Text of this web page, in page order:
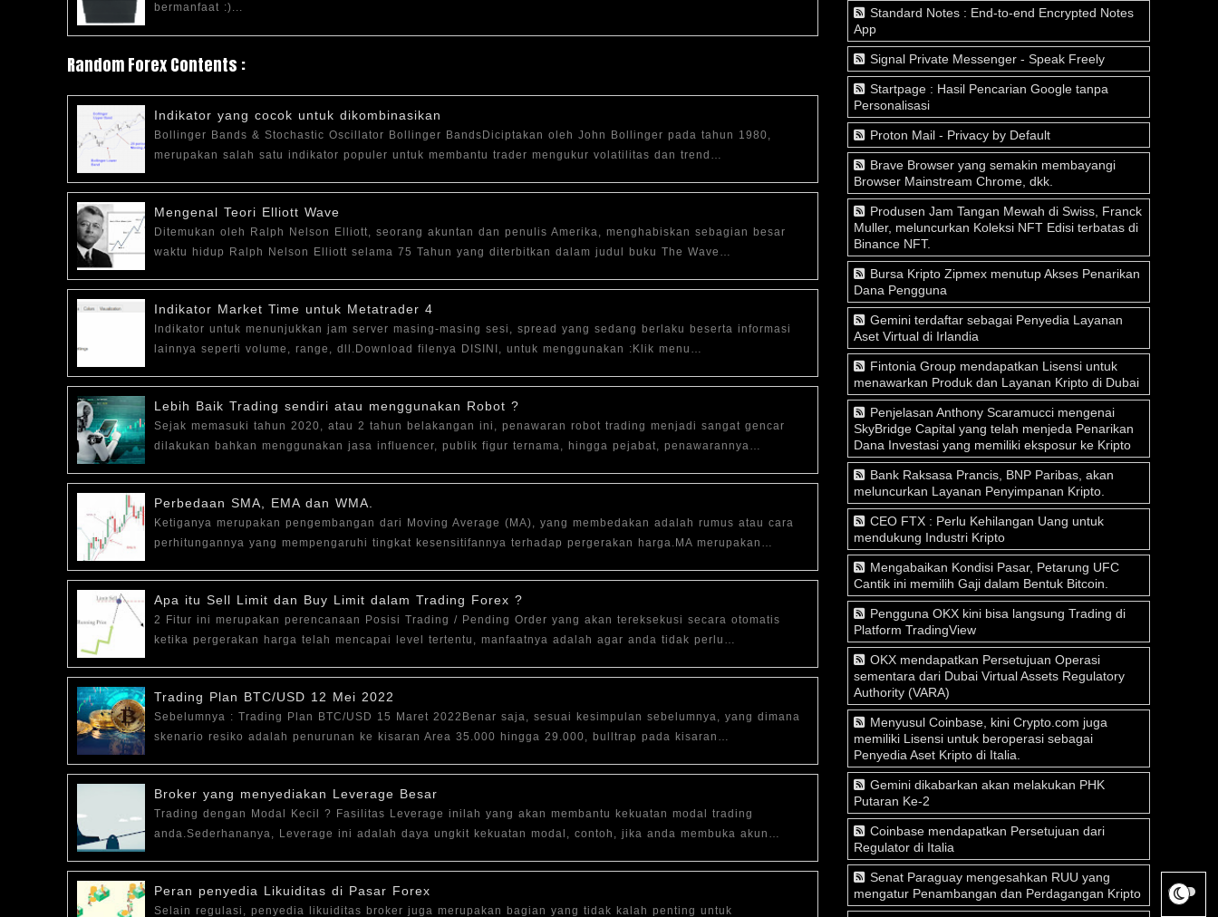
bermanfaat :)...
Random Forex Contents :
Indikator yang cocok untuk dikombinasikan
Bollinger Bands & Stochastic Oscillator Bollinger BandsDiciptakan oleh John Bollinger pada tahun 1980,
merupakan salah satu indikator populer untuk membantu trader mengukur volatilitas dan trend…
Mengenal Teori Elliott Wave
Ditemukan oleh Ralph Nelson Elliott, seorang akuntan dan penulis Amerika, menghabiskan sebagian besar
waktu hidup Ralph Nelson Elliott selama 75 Tahun yang diterbitkan dalam judul buku The Wave…
Indikator Market Time untuk Metatrader 4
Indikator untuk menunjukkan jam server masing-masing sesi, spread yang sedang berlaku beserta informasi
lainnya seperti volume, range, dll.Download filenya DISINI, untuk menggunakan :Klik menu…
Lebih Baik Trading sendiri atau menggunakan Robot ?
Sejak memasuki tahun 2020, atau 2 tahun belakangan ini, penawaran robot trading menjadi sangat gencar
dilakukan bahkan menggunakan jasa influencer, publik figur ternama, hingga pejabat, penawarannya…
Perbedaan SMA, EMA dan WMA.
Ketiganya merupakan pengembangan dari Moving Average (MA), yang membedakan adalah rumus atau cara
perhitungannya yang mempengaruhi tingkat kesensitifannya terhadap pergerakan harga.MA merupakan…
Apa itu Sell Limit dan Buy Limit dalam Trading Forex ?
2 Fitur ini merupakan perencanaan Posisi Trading / Pending Order yang akan tereksekusi secara otomatis
ketika pergerakan harga telah mencapai level tertentu, manfaatnya adalah agar anda tidak perlu…
Trading Plan BTC/USD 12 Mei 2022
Sebelumnya : Trading Plan BTC/USD 15 Maret 2022Benar saja, sesuai kesimpulan sebelumnya, yang dimana
skenario resiko adalah penurunan ke kisaran Area 35.000 hingga 29.000, bulltrap pada kisaran…
Broker yang menyediakan Leverage Besar
Trading dengan Modal Kecil ? Fasilitas Leverage inilah yang akan membantu kekuatan modal trading
anda.Sederhananya, Leverage ini adalah daya ungkit kekuatan modal, contoh, jika anda membuka akun…
Peran penyedia Likuiditas di Pasar Forex
Selain regulasi, penyedia likuiditas broker juga merupakan bagian yang tidak kalah penting untuk
Standard Notes : End-to-end Encrypted Notes
App
Signal Private Messenger - Speak Freely
Startpage : Hasil Pencarian Google tanpa
Personalisasi
Proton Mail - Privacy by Default
Brave Browser yang semakin membayangi
Browser Mainstream Chrome, dkk.
Produsen Jam Tangan Mewah di Swiss, Franck
Muller, meluncurkan Koleksi NFT Edisi terbatas di
Binance NFT.
Bursa Kripto Zipmex menutup Akses Penarikan
Dana Pengguna
Gemini terdaftar sebagai Penyedia Layanan
Aset Virtual di Irlandia
Fintonia Group mendapatkan Lisensi untuk
menawarkan Produk dan Layanan Kripto di Dubai
Penjelasan Anthony Scaramucci mengenai
SkyBridge Capital yang telah menjeda Penarikan
Dana Investasi yang memiliki eksposur ke Kripto
Bank Raksasa Prancis, BNP Paribas, akan
meluncurkan Layanan Penyimpanan Kripto.
CEO FTX : Perlu Kehilangan Uang untuk
mendukung Industri Kripto
Mengabaikan Kondisi Pasar, Petarung UFC
Cantik ini memilih Gaji dalam Bentuk Bitcoin.
Pengguna OKX kini bisa langsung Trading di
Platform TradingView
OKX mendapatkan Persetujuan Operasi
sementara dari Dubai Virtual Assets Regulatory
Authority (VARA)
Menyusul Coinbase, kini Crypto.com juga
memiliki Lisensi untuk beroperasi sebagai
Penyedia Aset Kripto di Italia.
Gemini dikabarkan akan melakukan PHK
Putaran Ke-2
Coinbase mendapatkan Persetujuan dari
Regulator di Italia
Senat Paraguay mengesahkan RUU yang
mengatur Penambangan dan Perdagangan Kripto